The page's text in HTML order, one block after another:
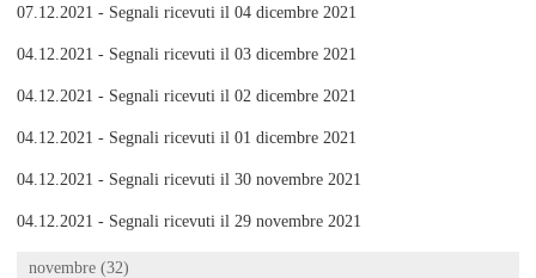
07.12.2021 - Segnali ricevuti il 04 dicembre 2021
04.12.2021 - Segnali ricevuti il 03 dicembre 2021
04.12.2021 - Segnali ricevuti il 02 dicembre 2021
04.12.2021 - Segnali ricevuti il 01 dicembre 2021
04.12.2021 - Segnali ricevuti il 30 novembre 2021
04.12.2021 - Segnali ricevuti il 29 novembre 2021
novembre (32)